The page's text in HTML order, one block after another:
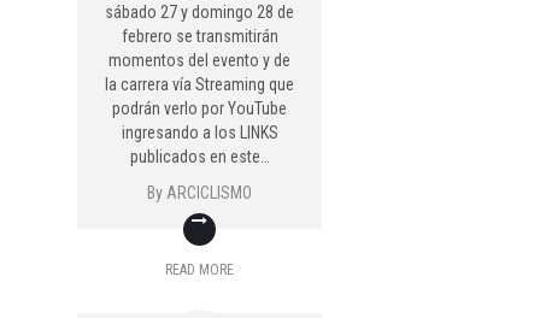
sábado 27 y domingo 28 de
febrero se transmitirán
momentos del evento y de
la carrera vía Streaming que
podrán verlo por YouTube
ingresando a los LINKS
publicados en este…
By ARCICLISMO
READ MORE